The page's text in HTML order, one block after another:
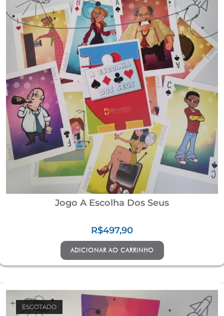
Jogo A Escolha Dos Seus
R$497,90
ADICIONAR AO CARRINHO
ESGOTADO